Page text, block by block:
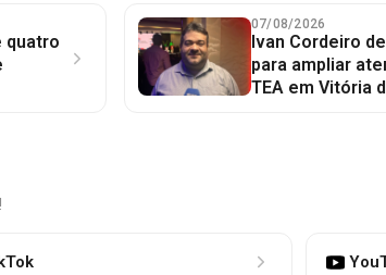
quatro
07/08/2026
Ivan Cordeiro
para ampliar
TEA em Vitória